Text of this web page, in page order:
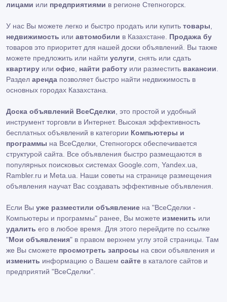
лицами или предприятиями в регионе Степногорск.
У нас Вы можете легко и быстро продать или купить товары
недвижимость или автомобили в Казахстане. Продажа бу
товаров это приоритет для нашей доски объявлений. Вы также
можете предложить или найти услуги , снять или сдать
квартиру или офис найти работу или разместить вакансии
Раздел аренда позволяет быстро найти недвижимость в
основных городах Казахстана.
Доска объявлений ВсеСделки , это простой и удобный
инструмент торговли в Интернет. Высокая эффективность
бесплатных объявлений в категории Компьютеры и
программы на ВсеСделки, Степногорск обеспечивается
структурой сайта. Все объявления быстро размещаются в
популярных поисковых системах Google.com, Yandex.ua,
Rambler.ru и Meta.ua. Наши советы на странице размещения
объявления научат Вас создавать эффективные объявления.
Если Вы уже разместили объявление на "ВсеСделки -
Компьютеры и программы" ранее, Вы можете изменить или
удалить его в любое время. Для этого перейдите по ссылке
"Мои объявления" в правом верхнем углу этой страницы. Там
же Вы сможете просмотреть запросы на свои объявления и
изменить информацию о Вашем сайте в каталоге сайтов и
предприятий "ВсеСделки".